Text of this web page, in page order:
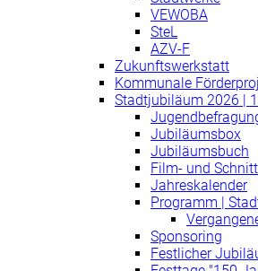
VEWOBA
SteL
AZV-F
Zukunftswerkstatt
Kommunale
Stadtjubiläum 2026 |
Jubiläumsbox
Jubiläumsbuch
Film- und
Jahreskalender
Programm |
Sponsoring
Festlicher